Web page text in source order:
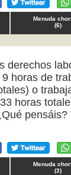
Menuda
(6)
derechos
horas de
o
horas
pensáis?
Menuda
(3)